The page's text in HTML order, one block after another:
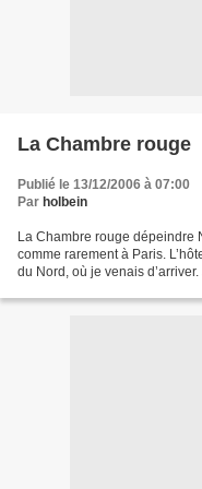
La Chambre rouge
Publié le 13/12/2006 à 07:00
Par holbein
La Chambre rouge dépeindre
comme rarement à Paris.
du Nord, où je venais